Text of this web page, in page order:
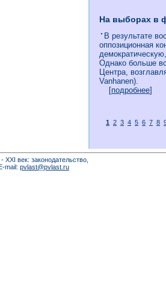
На выборах в
В результате
оппозиционная
Однако больше
Центра,
Vanhanen).
[подробнее]
1 2 3 4 5 6 7 8
XXI век: законодательство,
mail: pvlast@pvlast.ru